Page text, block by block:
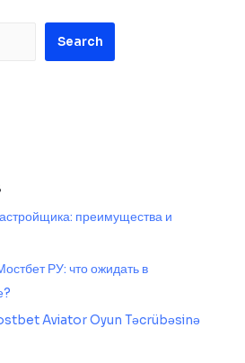
Search
преимущества и
РУ: что ожидать в
Aviator Oyun Təcrübəsinə